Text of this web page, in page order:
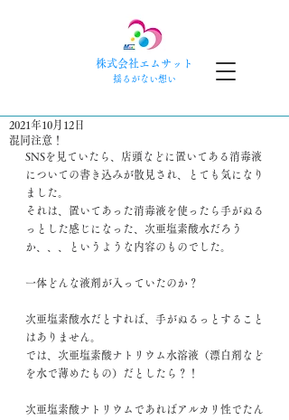
株式会社エムサット
​揺るがない想い
混同注意！
2021年10月12日
SNSを見ていたら、店頭などに置いてある消毒液
についての書き込みが散見され、とても気になり
ました。
それは、置いてあった消毒液を使ったら手がぬる
っとした感じになった、次亜塩素酸水だろう
か、、、というような内容のものでした。
一体どんな液剤が入っていたのか？
次亜塩素酸水だとすれば、手がぬるっとすること
はありません。
では、次亜塩素酸ナトリウム水溶液（漂白剤など
を水で薄めたもの）だとしたら？！
次亜塩素酸ナトリウムであればアルカリ性でたん